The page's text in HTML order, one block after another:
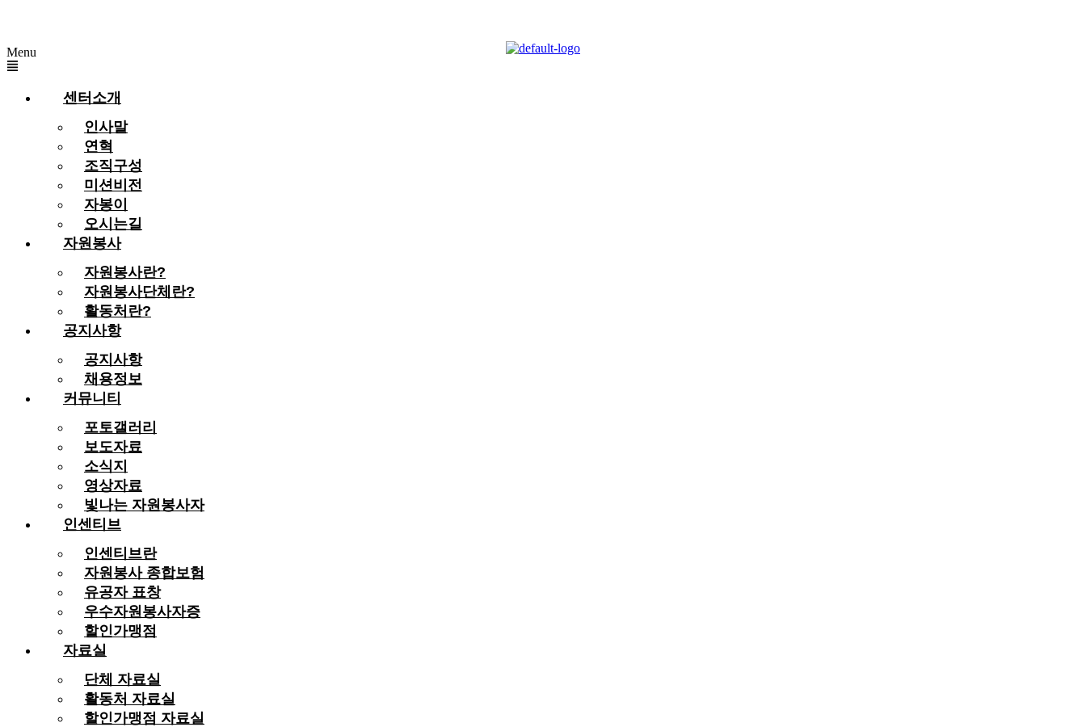
Menu
센터소개
인사말
연혁
조직구성
미션비전
자봉이
오시는길
자원봉사
자원봉사란?
자원봉사단체란?
활동처란?
공지사항
공지사항
채용정보
커뮤니티
포토갤러리
보도자료
소식지
영상자료
빛나는 자원봉사자
인센티브
인센티브란
자원봉사 종합보험
유공자 표창
우수자원봉사자증
할인가맹점
자료실
단체 자료실
활동처 자료실
할인가맹점 자료실